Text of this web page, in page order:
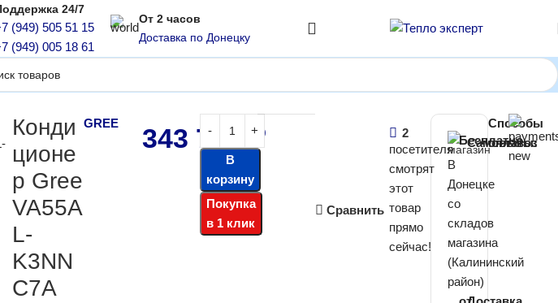
24/7
(949) 505 51 15
(949) 005 18 61
От 2 часов
Доставка по Донецку
Кондиционер Gree VA55AL-K3NNC7A (серия T FRESH R410A)
Конди
ционе
р Gree
VA55A
L-
K3NN
C7A
GREE 343 700 ₽
В
корзину
Покупка
в 1 клик
Сравнить
2
посетителя
смотрят
этот
товар
прямо
сейчас!
Самовывоз
В
Донецке
со
складов
магазина
(Калининский
район)
Бесплатно
Способы
оплаты: